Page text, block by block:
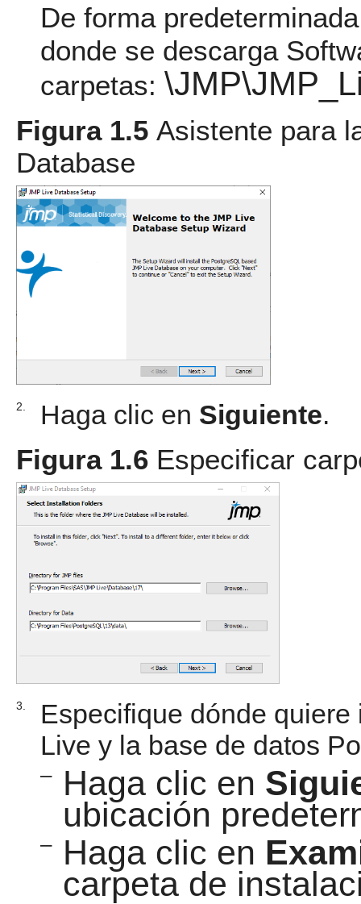
De forma
donde se descarga
carpetas:
Figura 1.5 Asistente para
Database
2. Haga clic en Siguiente.
Figura 1.6 Especificar
3.
Especifique dónde
Live y la base de datos
– Haga clic en
ubicación
– Haga clic en
carpeta de